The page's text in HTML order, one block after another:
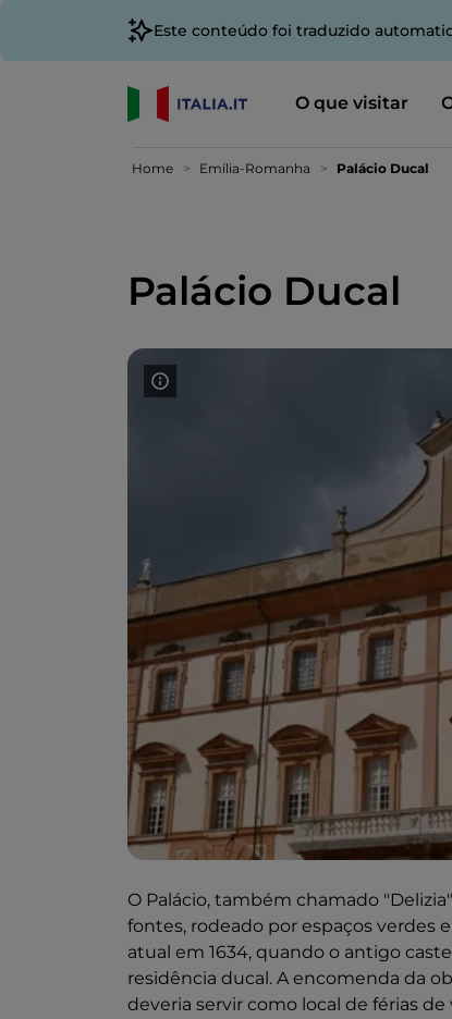
Este conteúdo foi traduzido
O que visitar
Home Emília-Romanha Palácio Ducal
Palácio Ducal
O Palácio, também chamado
fontes, rodeado por espaços verdes
atual em 1634, quando o antigo
residência ducal. A encomenda da
deveria servir como local de férias